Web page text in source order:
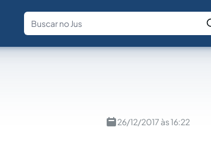
Fale com a IA Buscar no Jus
26/12/2017 às 16:22